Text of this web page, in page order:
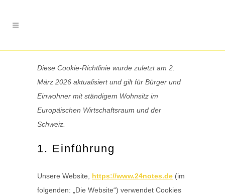
Diese Cookie-Richtlinie wurde zuletzt am 2.
März 2026 aktualisiert und gilt für Bürger und
Einwohner mit ständigem Wohnsitz im
Europäischen Wirtschaftsraum und der
Schweiz.
1. Einführung
Unsere Website, https://www.24notes.de (im
folgenden: „Die Website“) verwendet Cookies